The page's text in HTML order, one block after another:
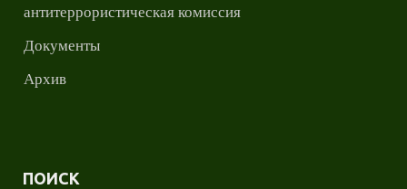
антитеррористическая комиссия
Документы
Архив
ПОИСК